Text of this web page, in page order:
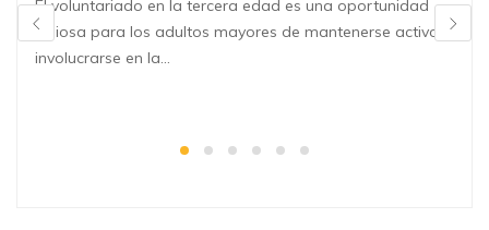
El voluntariado en la tercera edad es una oportunidad
valiosa para los adultos mayores de mantenerse activos,
involucrarse en la…